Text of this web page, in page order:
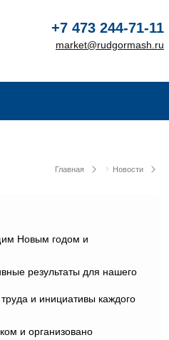
+7 473 244-71-11
market@rudgormash.ru
Главная Новости
Новым годом и
результаты для нашего
и инициативы каждого
и организовано